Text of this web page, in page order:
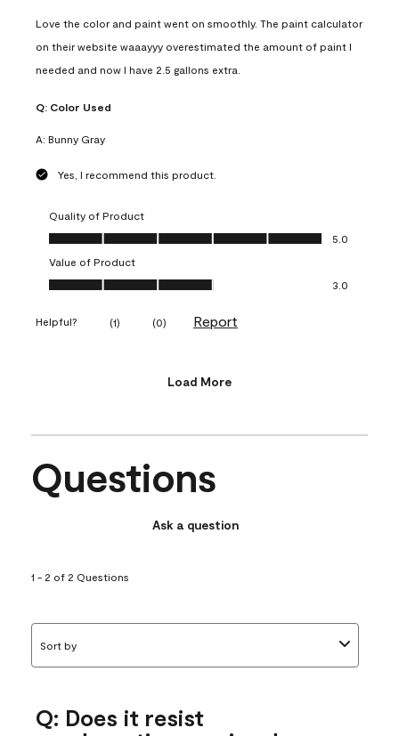
Love the color and paint went on smoothly. The paint calculator
on their website waaayyy overestimated the amount of paint I
needed and now I have 2.5 gallons extra.
Q: Color Used
A: Bunny Gray
Yes, I recommend this product.
Quality of Product
Quality of Product, 5.0 out of 5
5.0
Value of Product
Value of Product, 3.0 out of 5
3.0
Helpful? (1) (0) Report
Load More
Questions
Ask a question
1 - 2 of 2 Questions
Sort by
Q: Does it resist